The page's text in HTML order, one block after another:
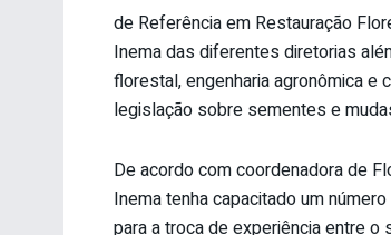
de Referência em Restauração
Inema das diferentes diretorias
florestal, engenharia agronômica e
legislação sobre sementes e
De acordo com coordenadora de
Inema tenha capacitado um
para a troca de experiência entre